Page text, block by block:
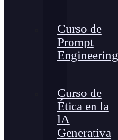
Curso de
Prompt
Engineering
Curso de
Ética en la
lA
Generativa